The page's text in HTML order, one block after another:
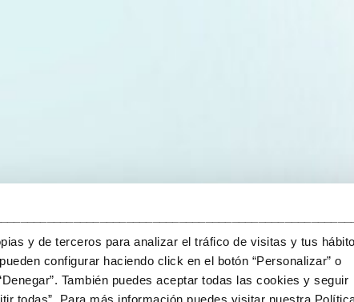
y de terceros para analizar el tráfico de visitas y tus
configurar haciendo click en el botón “Personalizar” o
También puedes aceptar todas las cookies y seguir